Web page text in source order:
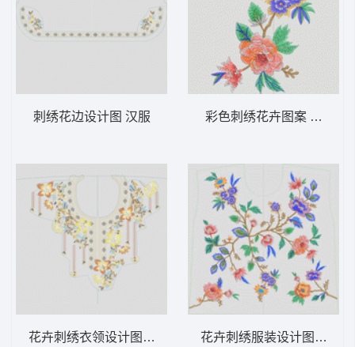
刺绣花边设计图 汉服
花卉刺绣衣领设计图 汉服
彩色刺绣花卉图案 汉服
花卉刺绣服装设计图 汉服